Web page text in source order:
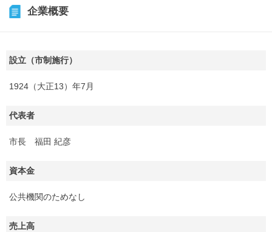
企業概要
設立（市制施行）
1924（大正13）年7月
代表者
市長 福田 紀彦
資本金
公共機関のためなし
売上高